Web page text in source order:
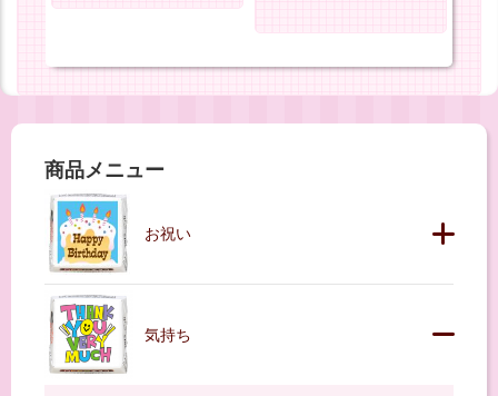
商品メニュー
お祝い
気持ち